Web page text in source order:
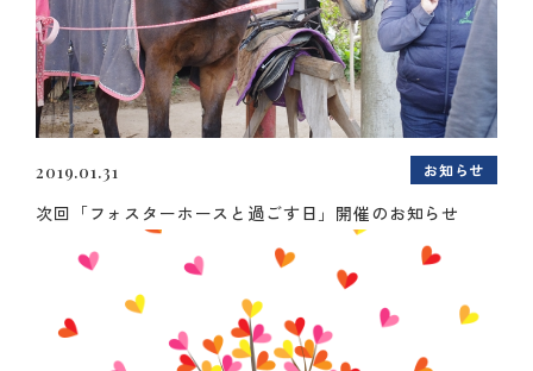
2019.01.31 お知らせ
次回「フォスターホースと過ごす日」開催のお知らせ